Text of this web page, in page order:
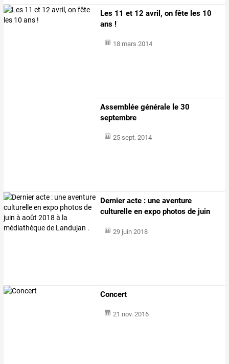
Les 11 et 12 avril, on fête les 10
ans !
18 mars 2014
Assemblée générale le 30
septembre
25 sept. 2014
Dernieracte : une aventure
culturelle en expo photos de juin
29 juin 2018
Concert
21 nov. 2016